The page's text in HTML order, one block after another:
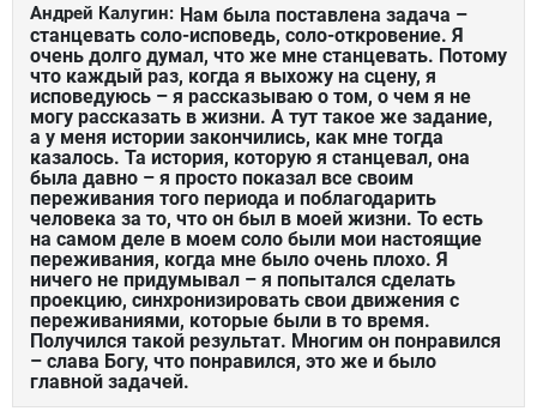
Андрей Калугин: Нам была поставлена задача –
станцевать соло-исповедь, соло-откровение. Я
очень долго думал, что же мне станцевать. Потому
что каждый раз, когда я выхожу на сцену, я
исповедуюсь – я рассказываю о том, о чем я не
могу рассказать в жизни. А тут такое же задание,
а у меня истории закончились, как мне тогда
казалось. Та история, которую я станцевал, она
была давно – я просто показал все своим
переживания того периода и поблагодарить
человека за то, что он был в моей жизни. То есть
на самом деле в моем соло были мои настоящие
переживания, когда мне было очень плохо. Я
ничего не придумывал – я попытался сделать
проекцию, синхронизировать свои движения с
переживаниями, которые были в то время.
Получился такой результат. Многим он понравился
– слава Богу, что понравился, это же и было
главной задачей.